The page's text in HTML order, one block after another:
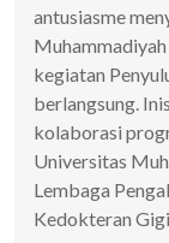
antusiasme
kegiatan
berlangsung.
kolaborasi
Universitas
Lembaga
Kedokteran